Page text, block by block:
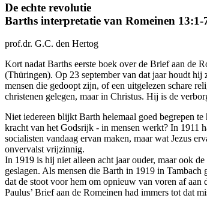
De echte revolutie
Barths interpretatie van Romeinen 13:1-
prof.dr. G.C. den Hertog
Kort nadat Barths eerste boek over de Brief aan de
(Thüringen). Op 23 september van dat jaar houdt hij
mensen die gedoopt zijn, of een uitgelezen schare
christenen gelegen, maar in Christus. Hij is de
Niet iedereen blijkt Barth helemaal goed begrepen
kracht van het Godsrijk - in mensen werkt? In 1911
socialisten vandaag ervan maken, maar wat Jezus
onvervalst vrijzinnig.
In 1919 is hij niet alleen acht jaar ouder, maar ook
geslagen. Als mensen die Barth in 1919 in
dat de stoot voor hem om opnieuw van voren af
Paulus’ Brief aan de Romeinen had immers tot dat